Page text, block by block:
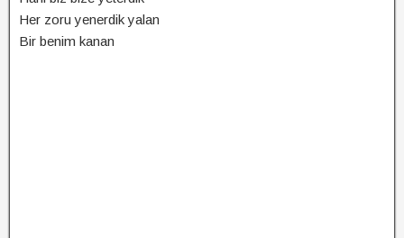
Her zoru yenerdik yalan
Bir benim kanan